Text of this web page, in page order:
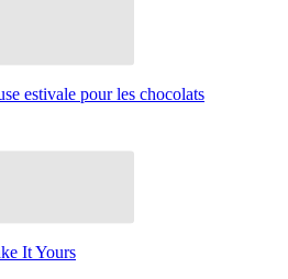
estivale pour les chocolats
It Yours